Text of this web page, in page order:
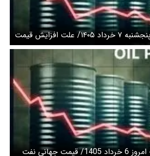
قیمت نفت امروز پنجشنبه ۷ خرداد ۱۴۰۵/ علت افزایش قیمت
آمریکا در کویت است؟
قیمت جهانی نفت امروز 6 خرداد 1405/ قیمت جهانی نفت